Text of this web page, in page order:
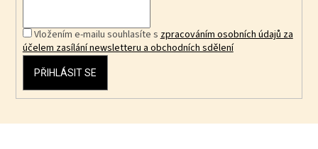
Vložením e-mailu souhlasíte szpracováním osobních údajů za
účelem zasílání newsletteru a obchodních sdělení
PŘIHLÁSIT SE